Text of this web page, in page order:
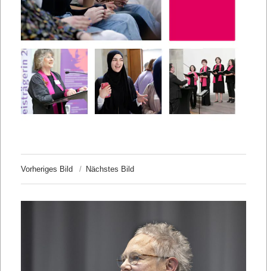
Vorheriges Bild Nächstes Bild